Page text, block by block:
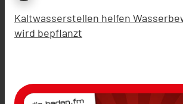
Kaltwasserstellen helfen
wird bepflanzt